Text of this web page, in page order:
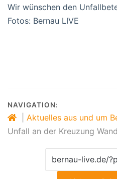
Wir wünschen den
Fotos: Bernau LIVE
NAVIGATION:
Aktuelles aus und um
Unfall an der Kreuzung